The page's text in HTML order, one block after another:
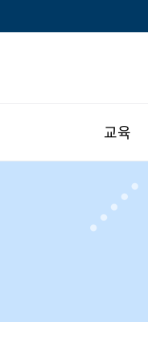
교육